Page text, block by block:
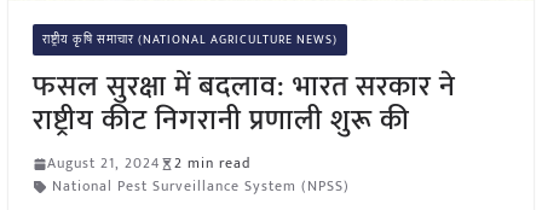
राष्ट्रीय कृषि समाचार (NATIONAL AGRICULTURE NEWS)
फसल सुरक्षा में बदलाव: भारत सरकार ने
राष्ट्रीय कीट निगरानी प्रणाली शुरू की
August 21, 2024
2 min read
National Pest Surveillance System (NPSS)